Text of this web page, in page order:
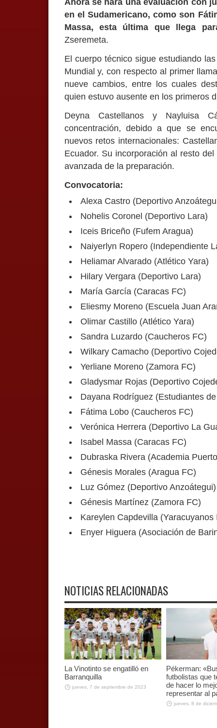
Ahora se hará una evaluación con
en el Sudamericano, como son
Massa, esta última que llega
Zseremeta.
El cuerpo técnico sigue estudiando
Mundial y, con respecto al primer
nueve cambios, entre los cuales
quien estuvo ausente en los primeros
Deyna Castellanos y Nayluisa
concentración, debido a que se
nuevos retos internacionales:
Ecuador. Su incorporación al resto
avanzada de la preparación.
Convocatoria:
Alexa Castro (Deportivo
Nohelis Coronel (Deportivo Lara)
Iceis Briceño (Fufem Aragua)
Naiyerlyn Ropero (Independiente
Heliamar Alvarado (Atlético Yara)
Hilary Vergara (Deportivo Lara)
María García (Caracas FC)
Eliesmy Moreno (Escuela Juan
Olimar Castillo (Atlético Yara)
Sandra Luzardo (Caucheros FC)
Wilkary Camacho (Deportivo
Yerliane Moreno (Zamora FC)
Gladysmar Rojas (Deportivo
Dayana Rodríguez (Estudiantes
Fátima Lobo (Caucheros FC)
Verónica Herrera (Deportivo La
Isabel Massa (Caracas FC)
Dubraska Rivera (Academia
Génesis Morales (Aragua FC)
Luz Gómez (Deportivo Anzoátegui)
Génesis Martínez (Zamora FC)
Kareylen Capdevilla (Yaracuyanos
Enyer Higuera (Asociación de
NOTICIAS RELACIONADAS
La Vinotinto se engatilló en
Barranquilla
jueves, 7 de septiembre de 2023
Pékerman:
futbolistas que
de hacer lo
representar al
jueves, 8 de